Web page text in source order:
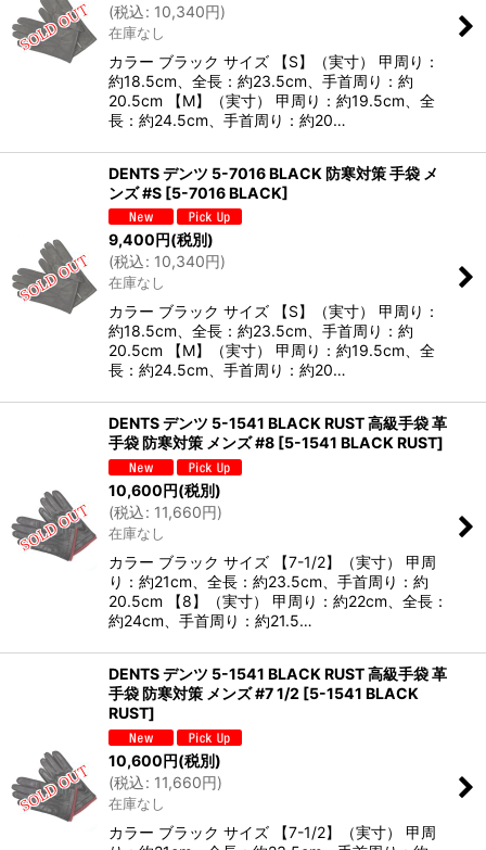
絞り込む
(税込: 10,340円)
在庫なし
カラー ブラック サイズ 【S】（実寸） 甲周り：
約18.5cm、全長：約23.5cm、手首周り：約
20.5cm 【M】（実寸） 甲周り：約19.5cm、全
長：約24.5cm、手首周り：約20…
DENTS デンツ 5-7016 BLACK 防寒対策 手袋 メ
ンズ #S [5-7016 BLACK]
9,400円(税別)
(税込: 10,340円)
在庫なし
カラー ブラック サイズ 【S】（実寸） 甲周り：
約18.5cm、全長：約23.5cm、手首周り：約
20.5cm 【M】（実寸） 甲周り：約19.5cm、全
長：約24.5cm、手首周り：約20…
DENTS デンツ 5-1541 BLACK RUST 高級手袋 革
手袋 防寒対策 メンズ #8 [5-1541 BLACK RUST]
10,600円(税別)
(税込: 11,660円)
在庫なし
カラー ブラック サイズ 【7-1/2】（実寸） 甲周
り：約21cm、全長：約23.5cm、手首周り：約
20.5cm 【8】（実寸） 甲周り：約22cm、全長：
約24cm、手首周り：約21.5…
DENTS デンツ 5-1541 BLACK RUST 高級手袋 革
手袋 防寒対策 メンズ #7 1/2 [5-1541 BLACK
RUST]
10,600円(税別)
(税込: 11,660円)
在庫なし
カラー ブラック サイズ 【7-1/2】（実寸） 甲周